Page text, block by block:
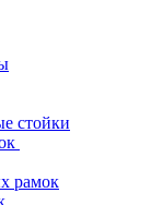
стойки
рамок